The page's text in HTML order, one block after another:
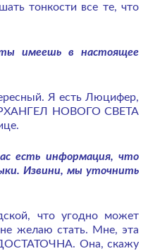
тонкости все те, что
имеешь в настоящее
Я есть Люцифер,
НОВОГО СВЕТА
есть информация, что
Извини, мы уточнить
что угодно может
желаю стать. Мне, эта
ДОСТАТОЧНА. Она, скажу